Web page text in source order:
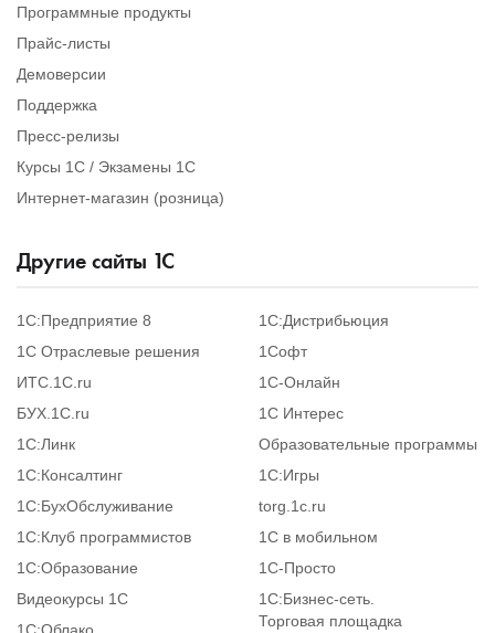
Программные продукты
Прайс-листы
Демоверсии
Поддержка
Пресс-релизы
Курсы 1С / Экзамены 1С
Интернет-магазин (розница)
Другие сайты 1С
1С:Предприятие 8
1С Отраслевые решения
ИТС.1C.ru
БУХ.1С.ru
1С:Линк
1С:Консалтинг
1С:БухОбслуживание
1С:Клуб программистов
1С:Образование
Видеокурсы 1С
1С:Облако
1С:Дистрибьюция
1Софт
1С-Онлайн
1С Интерес
Образовательные программы
1С:Игры
torg.1c.ru
1С в мобильном
1C-Просто
1С:Бизнес-сеть.
Торговая площадка